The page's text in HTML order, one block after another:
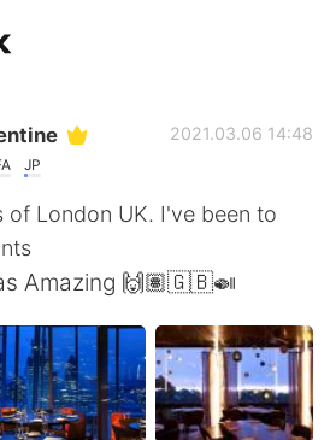
Языкового Обмена
简体中文
Español
JP
2021.03.06 14:48
of London UK. I've been to
Amazing 🙌🏽🇬🇧🍛